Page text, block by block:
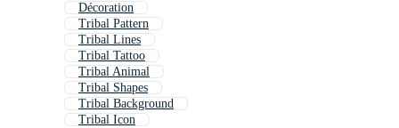
Décoration
Tribal Pattern
Tribal Lines
Tribal Tattoo
Tribal Animal
Tribal Shapes
Tribal Background
Tribal Icon